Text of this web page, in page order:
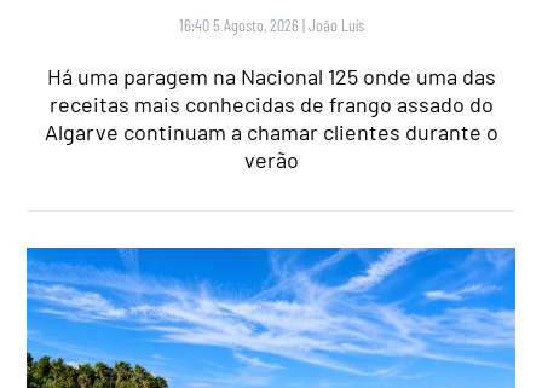
16:40 5 Agosto, 2026 |João Luís
Há uma paragem na Nacional 125 onde uma das
receitas mais conhecidas de frango assado do
Algarve continuam a chamar clientes durante o
verão